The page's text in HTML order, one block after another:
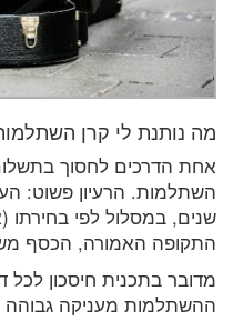
מה נותנת לי קרן
אחת הדרכים לחסוך
שנים, במסלול לפי בחירתו
התקופה האמורה, הכסף
מדובר בתכנית חיסכון לכל
ההשתלמות מעניקה גבוהה